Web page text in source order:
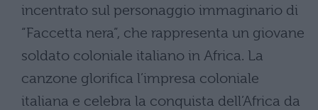
incentrato sul personaggio immaginario di
“Faccetta nera”, che rappresenta un giovane
soldato coloniale italiano in Africa. La
canzone glorifica l’impresa coloniale
italiana e celebra la conquista dell’Africa da